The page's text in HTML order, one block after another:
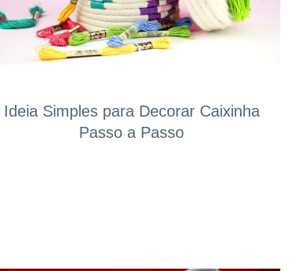
Ideia Simples para Decorar Caixinha
Passo a Passo